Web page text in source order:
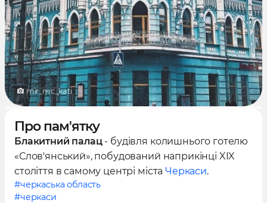
mir_mc_kati
Про пам'ятку
Блакитний палац- будівля колишнього готелю
«Слов'янський», побудований наприкінці XIX
століття в самому центрі міста Черкаси.
#черкаська область
#черкаси